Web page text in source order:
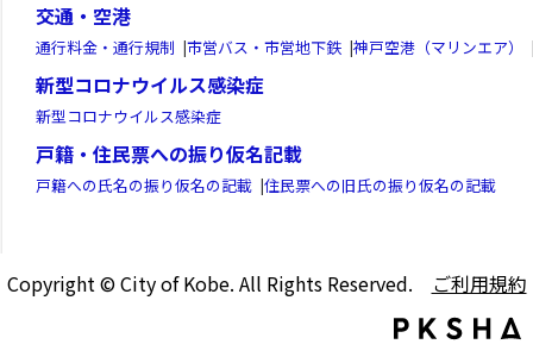
交通・空港
通行料金・通行規制 |市営バス・市営地下鉄 |神戸空港（マリンエア）
新型コロナウイルス感染症
新型コロナウイルス感染症
戸籍・住民票への振り仮名記載
戸籍への氏名の振り仮名の記載 |住民票への旧氏の振り仮名の記載
Copyright © City of Kobe. All Rights Reserved. ご利用規約